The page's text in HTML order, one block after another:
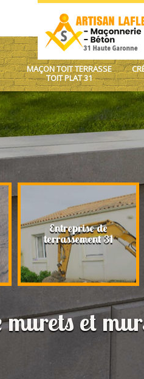
MAÇON TOIT TERRASSE
TOIT PLAT 31
Entreprise de
terrassement 31
murets et